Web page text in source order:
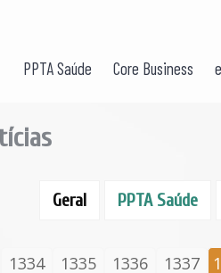
PPTA Saúde Core Business
Geral PPTA Saúde
1334 1335 1336 1337